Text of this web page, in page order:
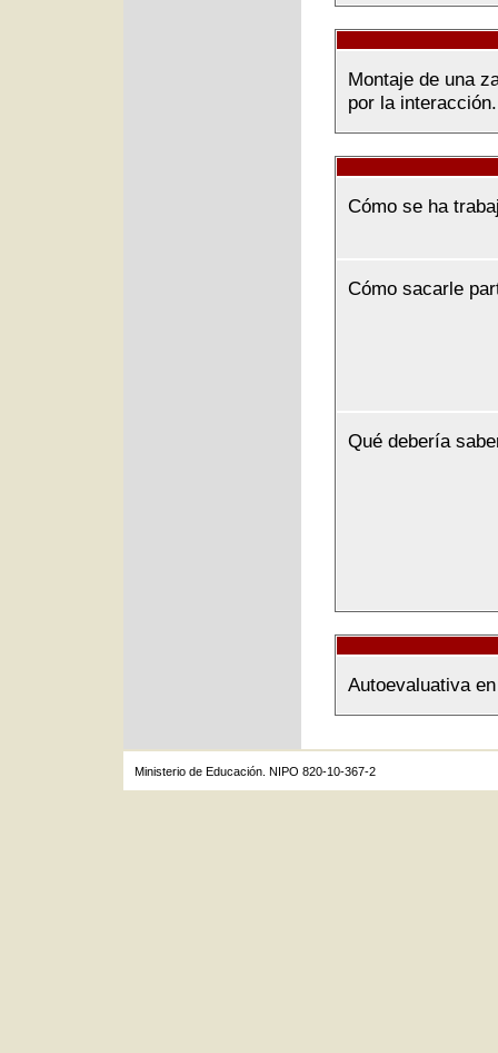
Montaje de una
por la interacción.
Cómo se ha
Cómo sacarle
Qué debería
Autoevaluativa
Ministerio de Educación. NIPO 820-10-367-2